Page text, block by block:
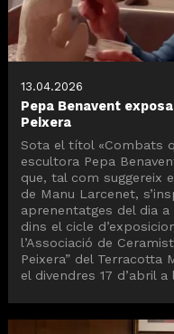
13.04.2026
Pepa Benavent
Peixera
Sota el títol «Combats
escultora Pepa
que, tal com suggereix
de Manu Larcenet,
aprenentatges del dia a
dins el cicle
l’Associació de
Peixera” del Terracotta
el divendres 17 d’abril a